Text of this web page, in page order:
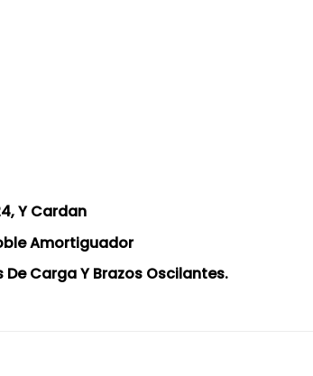
Y Cardan
Amortiguador
Carga Y Brazos Oscilantes.